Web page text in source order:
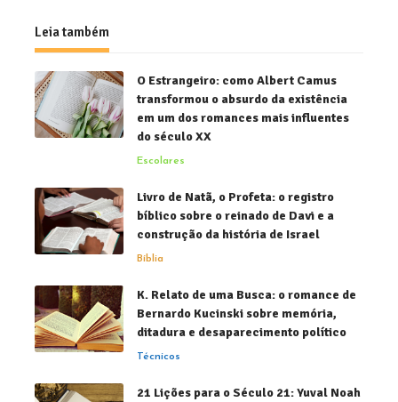
Leia também
O Estrangeiro: como Albert Camus
transformou o absurdo da existência
em um dos romances mais influentes
do século XX
Escolares
Livro de Natã, o Profeta: o registro
bíblico sobre o reinado de Davi e a
construção da história de Israel
Bíblia
K. Relato de uma Busca: o romance de
Bernardo Kucinski sobre memória,
ditadura e desaparecimento político
Técnicos
21 Lições para o Século 21: Yuval Noah